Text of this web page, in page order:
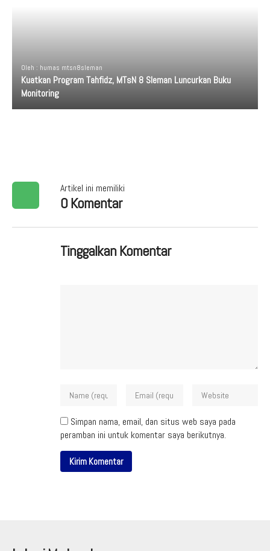
Oleh : humas mtsn8sleman
Kuatkan Program Tahfidz, MTsN 8 Sleman Luncurkan Buku
Monitoring
Artikel ini memiliki
0 Komentar
Tinggalkan Komentar
Simpan nama, email, dan situs web saya pada
peramban ini untuk komentar saya berikutnya.